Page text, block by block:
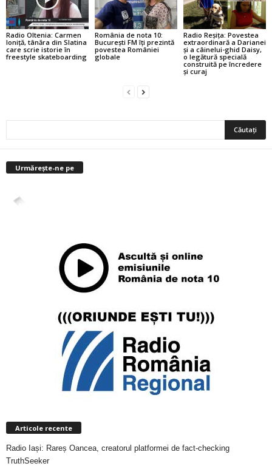
Radio Oltenia: Carmen
Ioniță, tânăra din Slatina
care scrie istorie în
freestyle skateboarding
România de nota 10:
București FM îți prezintă
povestea României
globale
Radio Reșița: Povestea
extraordinară a Darianei
și a câinelui-ghid Daisy,
o legătură specială
construită pe încredere
și curaj
Urmărește-ne pe
4,400
Articole recente
Radio Iași: Rareș Oancea, creatorul platformei de fact-checking
TruthSeeker